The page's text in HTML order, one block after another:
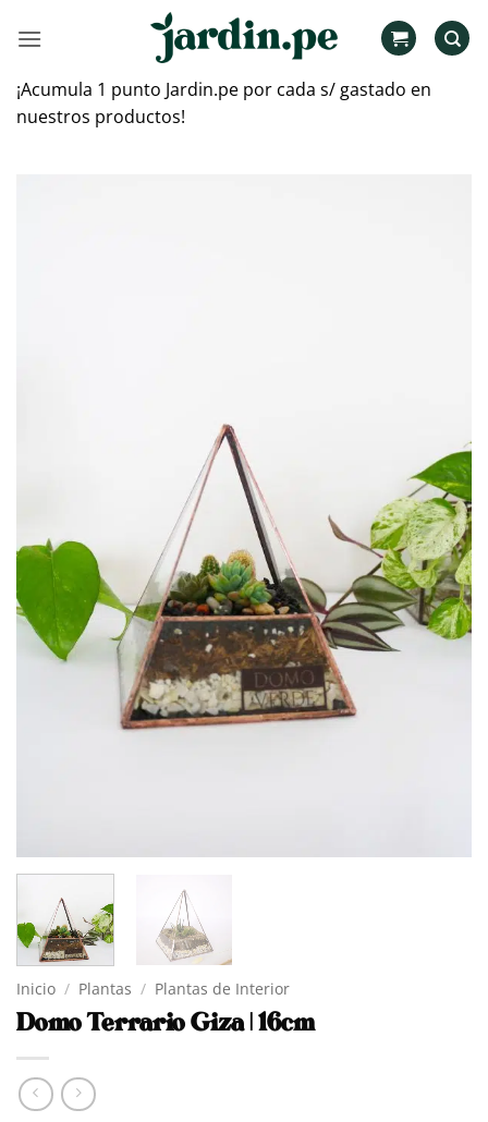
¡Acumula 1 punto Jardin.pe por cada s/ gastado en
nuestros productos!
Inicio / Plantas / Plantas de Interior
Domo Terrario Giza | 16cm